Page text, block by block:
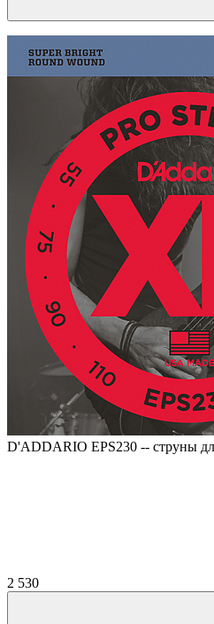
D'ADDARIO EPS230 -- струны
2 530